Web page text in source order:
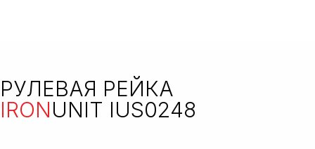
РУЛЕВАЯ РЕЙКА
IRONUNIT IUS0248